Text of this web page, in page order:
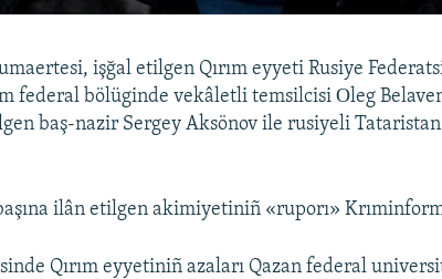
işğal etilgen Qırım eyyeti Rusiye
federal bölüginde vekâletli temsilcisi Оleg
baş-nazir Sergey Aksönov ile rusiyeli Tataristan
başına ilân etilgen akimiyetiniñ «ruporı»
Qırım eyyetiniñ azaları Qazan federal